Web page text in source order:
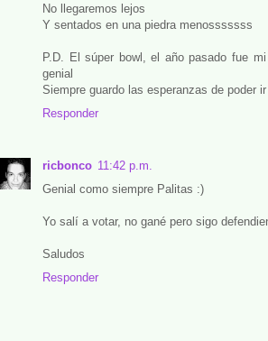
No llegaremos lejos
Y sentados en una piedra menosssssss
P.D. El súper bowl, el año pasado fue
genial
Siempre guardo las esperanzas de poder
Responder
ricbonco 11:42 p.m.
Genial como siempre Palitas :)
Yo salí a votar, no gané pero sigo
Saludos
Responder